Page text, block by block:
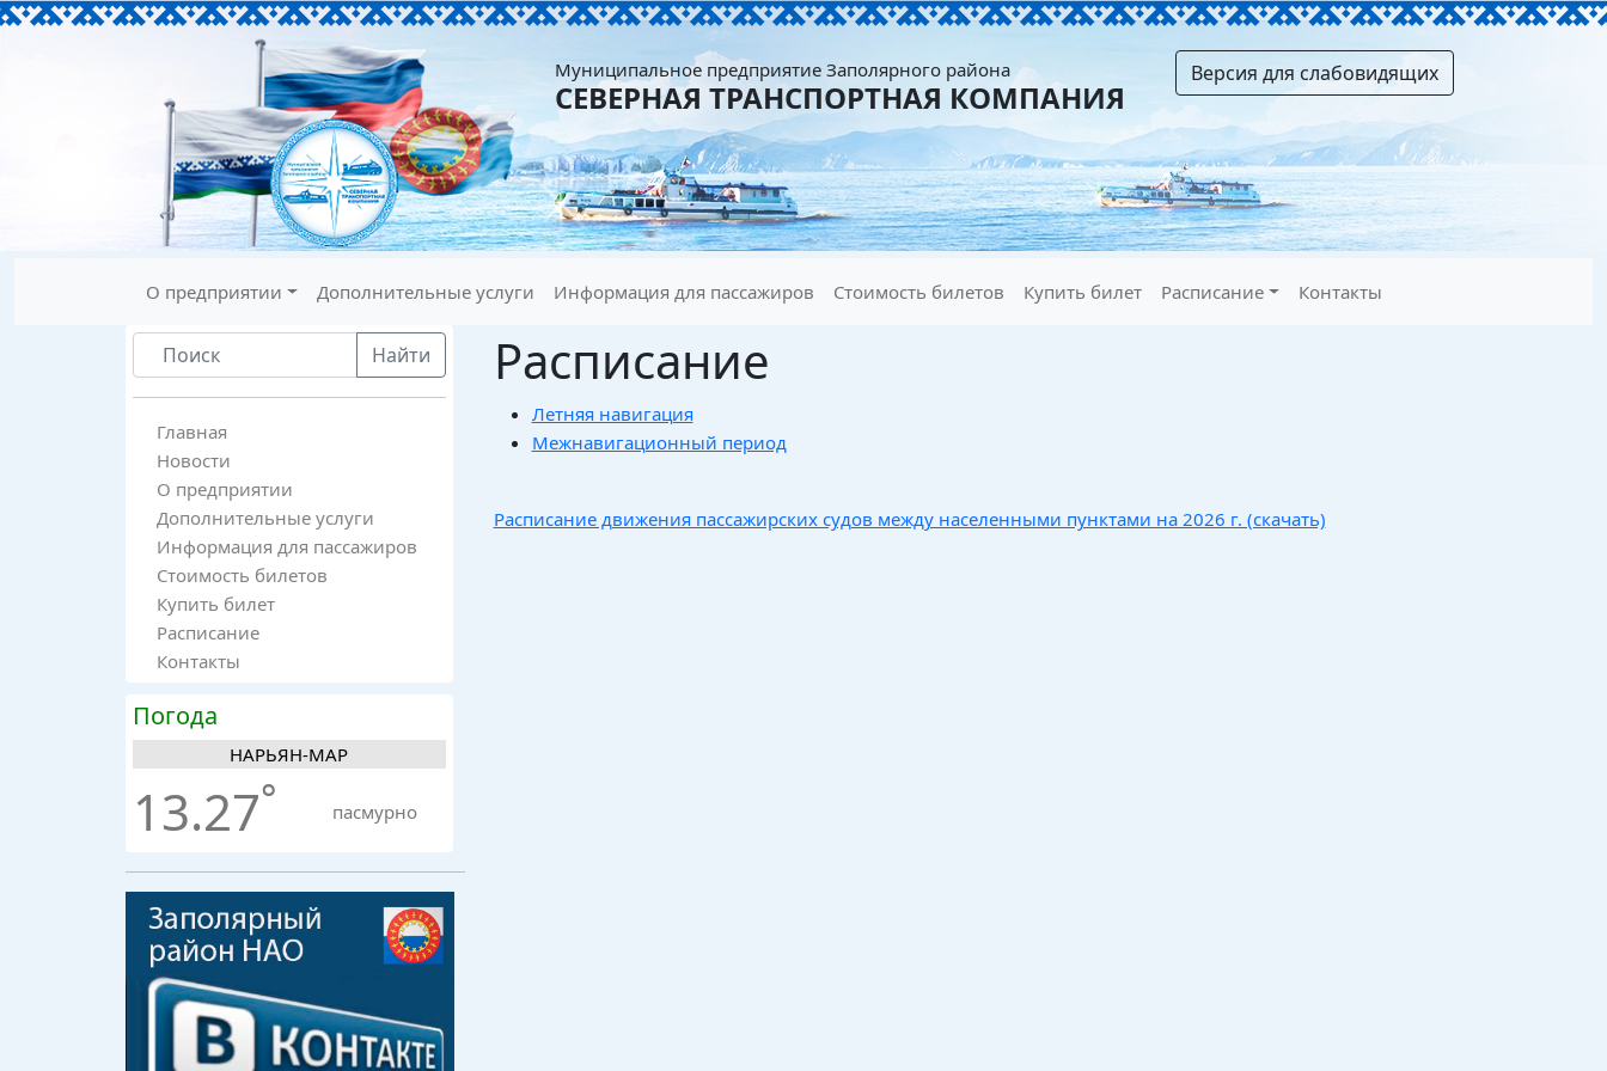
Муниципальное предприятие Заполярного района
СЕВЕРНАЯ ТРАНСПОРТНАЯ КОМПАНИЯ
Версия для слабовидящих
О предприятии Дополнительные услуги Информация для пассажиров Стоимость билетов Купить билет Расписание Контакты
Найти
Главная
Новости
О предприятии
Дополнительные услуги
Информация для пассажиров
Стоимость билетов
Купить билет
Расписание
Контакты
Погода
НАРЬЯН-МАР
13.27° пасмурно
Расписание
Летняя навигация
Межнавигационный период
Расписание движения пассажирских судов между населенными пунктами на 2026 г. (скачать)